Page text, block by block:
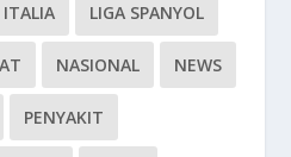
ITALIA LIGA SPANYOL
NASIONAL NEWS
PENYAKIT